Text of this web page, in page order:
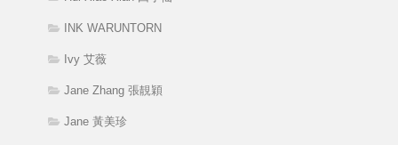
INK WARUNTORN
Ivy 艾薇
Jane Zhang 張靚穎
Jane 黃美珍